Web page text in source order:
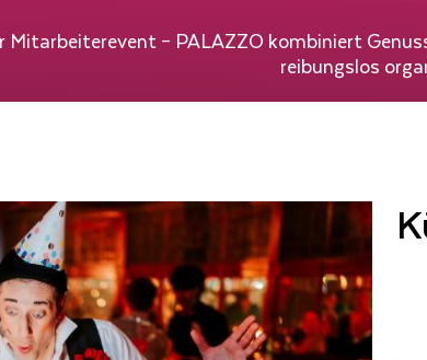
– PALAZZO kombiniert
reibungslos